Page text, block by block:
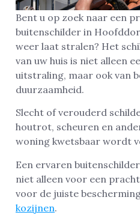
Bent u op zoek naar een
buitenschilder in
weer laat stralen? Het
van uw huis is niet alleen
uitstraling, maar ook van
duurzaamheid.
Slecht of verouderd
houtrot, scheuren en
woning kwetsbaar wordt
Een ervaren
niet alleen voor een
voor de juiste
kozijnen.